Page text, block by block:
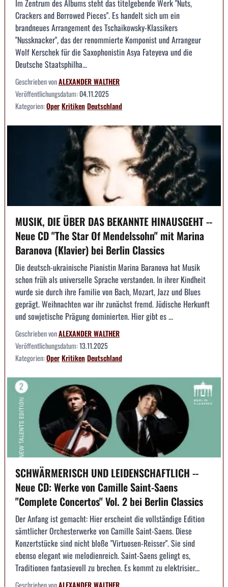
Im Zentrum des Albums steht das titelgebende Werk "Nuts,
Crackers and Borrowed Pieces". Es handelt sich um ein
brandneues Arrangement des Tschaikowsky-Klassikers
"Nussknacker", das der renommierte Komponist und Arrangeur
Wolf Kerschek für die Saxophonistin Asya Fateyeva und die
Deutsche Staatsphilha...
Geschrieben vonALEXANDER WALTHER
Veröffentlichungsdatum:04.11.2025
Kategorien:OperKritikenDeutschland
MUSIK, DIE ÜBER DAS BEKANNTE HINAUSGEHT --
Neue CD "The Star Of Mendelssohn" mit Marina
Baranova (Klavier) bei Berlin Classics
Die deutsch-ukrainische Pianistin Marina Baranova hat Musik
schon früh als universelle Sprache verstanden. In ihrer Kindheit
wurde sie durch ihre Familie von Bach, Mozart, Jazz und Blues
geprägt. Weihnachten war ihr zunächst fremd. Jüdische Herkunft
und sowjetische Prägung dominierten. Hier gibt es ...
Geschrieben vonALEXANDER WALTHER
Veröffentlichungsdatum:13.11.2025
Kategorien:OperKritikenDeutschland
SCHWÄRMERISCH UND LEIDENSCHAFTLICH --
Neue CD: Werke von Camille Saint-Saens
"Complete Concertos" Vol. 2 bei Berlin Classics
Der Anfang ist gemacht: Hier erscheint die vollständige Edition
sämtlicher Orchesterwerke von Camille Saint-Saens. Diese
Konzertstücke sind nicht bloße "Virtuosen-Reisser". Sie sind
ebenso elegant wie melodienreich. Saint-Saens gelingt es,
Traditionen fantasievoll zu brechen. Es kommt zu elektrisier...
Geschrieben vonALEXANDER WALTHER